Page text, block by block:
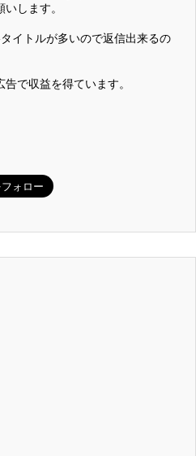
します。
イトルが多いので返信出来るの
で収益を得ています。